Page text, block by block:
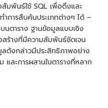
มพันธ์ใช้ SQL เพื่อดึงและ
การสืบค้นประเภทต่างๆ ได้ –
ตาราง ฐานข้อมูลแบบเชิง
ร้างที่มีความสัมพันธ์ชัดเจน
ลดังกล่าวมีประสิทธิภาพอย่าง
ละการผสานในตารางที่หลาก